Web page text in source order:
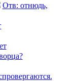
Отв: отнюдь,